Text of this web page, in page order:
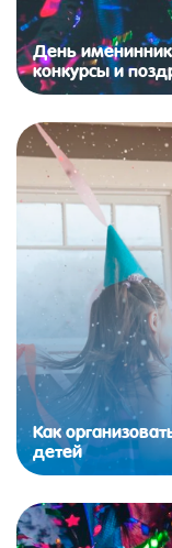
День
конкурсы и
Как
детей